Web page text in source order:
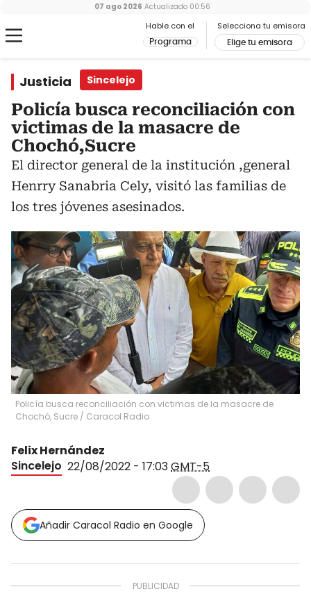
Hable con el
Programa
Selecciona tu emisora
Elige tu emisora
07 ago 2026 Actualizado 00:56
Justicia Sincelejo
Policía busca reconciliación con
victimas de la masacre de
Chochó,Sucre
El director general de la institución ,general
Henrry Sanabria Cely, visitó las familias de
los tres jóvenes asesinados.
Policía busca reconciliación con victimas de la masacre de
Chochó, Sucre / Caracol Radio
Felix Hernández
Sincelejo 22/08/2022 - 17:03GMT-5
Añadir Caracol Radio en Google